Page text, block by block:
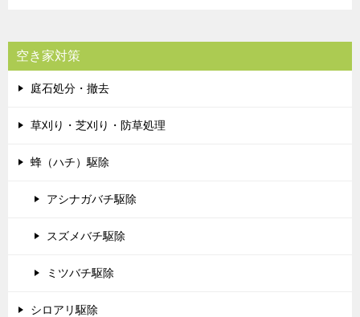
空き家対策
庭石処分・撤去
草刈り・芝刈り・防草処理
蜂（ハチ）駆除
アシナガバチ駆除
スズメバチ駆除
ミツバチ駆除
シロアリ駆除